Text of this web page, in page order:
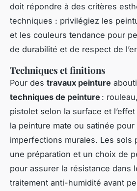
doit répondre à des critères
techniques : privilégiez les
et les couleurs tendance pour
de durabilité et de respect de
Techniques et finitions
Pour des travaux peinture
techniques de peinture :
pistolet selon la surface et
la peinture mate ou satinée pour
imperfections murales. Les sols
une préparation et un choix de
pour assurer la résistance dans
traitement anti-humidité avant